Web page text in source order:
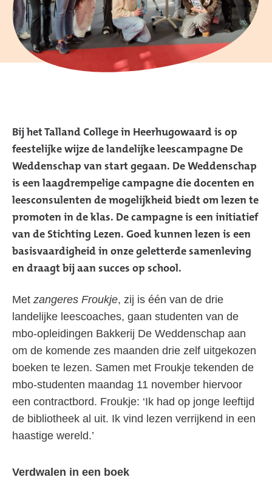
Bij het Talland College in Heerhugowaard is op
feestelijke wijze de landelijke leescampagne De
Weddenschap van start gegaan. De Weddenschap
is een laagdrempelige campagne die docenten en
leesconsulenten de mogelijkheid biedt om lezen te
promoten in de klas. De campagne is een initiatief
van de Stichting Lezen. Goed kunnen lezen is een
basisvaardigheid in onze geletterde samenleving
en draagt bij aan succes op school.
Met zangeres Froukje, zij is één van de drie
landelijke leescoaches, gaan studenten van de
mbo-opleidingen Bakkerij De Weddenschap aan
om de komende zes maanden drie zelf uitgekozen
boeken te lezen. Samen met Froukje tekenden de
mbo-studenten maandag 11 november hiervoor
een contractbord. Froukje: ‘Ik had op jonge leeftijd
de bibliotheek al uit. Ik vind lezen verrijkend in een
haastige wereld.’
Verdwalen in een boek